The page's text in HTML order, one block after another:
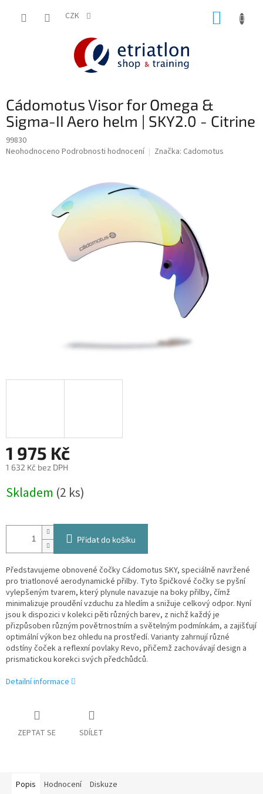
CZK
Cádomotus Visor for Omega &
Sigma-II Aero helm | SKY2.0 - Citrine
99830
Průměrné
Neohodnoceno Podrobnosti hodnocení Značka: Cadomotus
1 975 Kč
1 632 Kč bez DPH
cena:
Skladem (2 ks)
Přidat do košíku
Představujeme obnovené čočky Cádomotus SKY, speciálně navržené
pro triatlonové aerodynamické přilby. Tyto špičkové čočky se pyšní
vylepšeným tvarem, který plynule navazuje na boky přilby, čímž
minimalizuje proudění vzduchu za hledím a snižuje celkový odpor. Nyní
jsou k dispozici v kolekci pěti různých barev, z nichž každý je
přizpůsoben různým povětrnostním a světelným podmínkám, a zajišťují
optimální výkon bez ohledu na prostředí. Varianty zahrnují různé
odstíny čoček a reflexní povlaky Revo, přičemž zachovávají design a
prismatickou korekci svých předchůdců.
Detailní informace
ZEPTAT SE SDÍLET
Popis Hodnocení Diskuze
shop.etriatlon.cz - Chat